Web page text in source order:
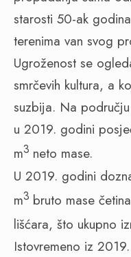
starosti 50-ak
terenima van svog
Ugroženost se
smrčevih kultura, a
suzbija. Na
u 2019. godini
m3 neto mase.
U 2019. godini
m3 bruto mase
lišćara, što ukupno
Istovremeno iz